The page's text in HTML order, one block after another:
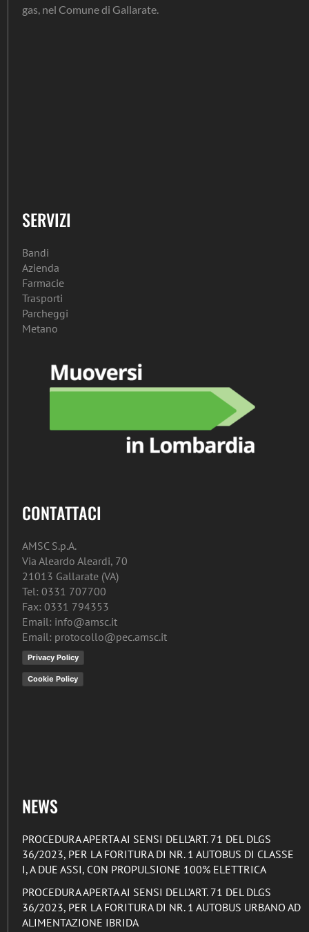
gas, nel Comune di Gallarate.
SERVIZI
Bandi
Azienda
Farmacie
Trasporti
Parcheggi
Metano
CONTATTACI
AMSC S.p.A.
Via Aleardo Aleardi, 70
21013 Gallarate (VA)
Tel: 0331 707700
Fax: 0331 794353
Email: info@amsc.it
Email: protocollo@pec.amsc.it
Privacy Policy
Cookie Policy
NEWS
PROCEDURA APERTA AI SENSI DELL’ART. 71 DEL DLGS
36/2023, PER LA FORITURA DI NR. 1 AUTOBUS DI CLASSE
I, A DUE ASSI, CON PROPULSIONE 100% ELETTRICA
PROCEDURA APERTA AI SENSI DELL’ART. 71 DEL DLGS
36/2023, PER LA FORITURA DI NR. 1 AUTOBUS URBANO AD
ALIMENTAZIONE IBRIDA